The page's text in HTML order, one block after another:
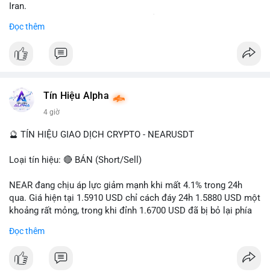
Iran.
- Tác động: rủi ro cho thị trường crypto, tăng áp lực pháp lý.
#binancesquare
#vlikevn #titanbot
📰 Nguồn: Cointelegraph
Đọc thêm
Tín Hiệu Alpha
4 giờ
🔮 TÍN HIỆU GIAO DỊCH CRYPTO - NEARUSDT
Loại tín hiệu: 🔴 BÁN (Short/Sell)
NEAR đang chịu áp lực giảm mạnh khi mất 4.1% trong 24h
qua. Giá hiện tại 1.5910 USD chỉ cách đáy 24h 1.5880 USD một
khoảng rất mỏng, trong khi đỉnh 1.6700 USD đã bị bỏ lại phía
kiểm soát hoàn toàn. Khối lượng giao dịch 10.29 triệu NEAR
tiếp diễn.
Đọc thêm